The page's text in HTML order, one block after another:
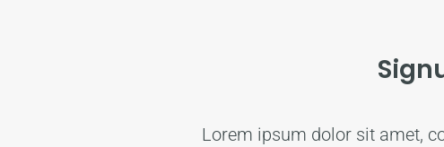
Lorem ipsum dolor sit amet,